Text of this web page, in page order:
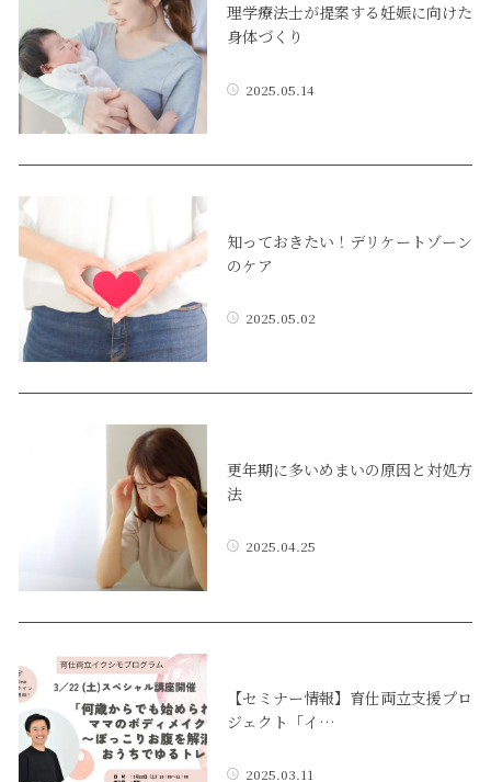
理学療法士が提案する妊娠に向けた
身体づくり
2025.05.14
知っておきたい！デリケートゾーン
のケア
2025.05.02
更年期に多いめまいの原因と対処方
法
2025.04.25
【セミナー情報】育仕両立支援プロ
ジェクト「イ…
2025.03.11